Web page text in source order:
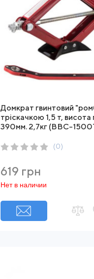
Домкрат гвинтовий
тріскачкою 1,5 т, висота
390мм. 2,7кг (BBC-
(0)
619 грн
Нет в наличии